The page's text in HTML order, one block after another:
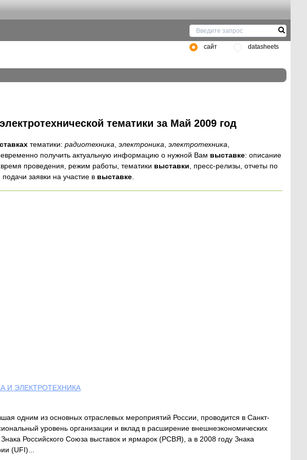
сайт datasheets
тематики за Май 2009 год
тематики: радиотехника, электроника, электротехника,
получить актуальную информацию о нужной Вам выставке: описание
проведения, режим работы, тематики выставки, пресс-релизы, отчеты по
заявки на участие в выставке.
И ЭЛЕКТРОТЕХНИКА
одним из основных отраслевых мероприятий России, проводится в Санкт-
уровень организации и вклад в расширение внешнеэкономических
Российского Союза выставок и ярмарок (РСВЯ), а в 2008 году Знака
(UFI)...